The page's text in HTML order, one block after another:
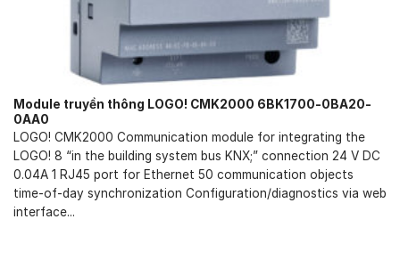
Module truyền thông LOGO! CMK2000 6BK1700-0BA20-
0AA0
LOGO! CMK2000 Communication module for integrating the
LOGO! 8 “in the building system bus KNX;” connection 24 V DC
0.04A 1 RJ45 port for Ethernet 50 communication objects
time-of-day synchronization Configuration/diagnostics via web
interface...